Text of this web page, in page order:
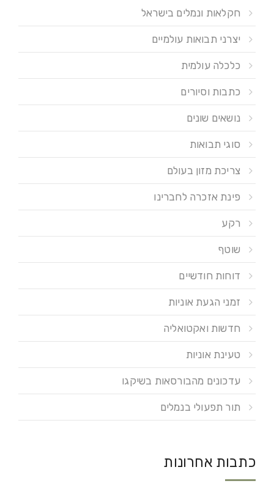
חקלאות ונמלים בישראל
יצרני תבואות עולמיים
כלכלה עולמית
כתבות וסיורים
נושאים שונים
סוגי תבואות
צריכת מזון בעולם
פינת אזכרה לחברינו
רקע
שוטף
דוחות חודשיים
זמני הגעת אוניות
חדשות ואקטואליה
טעינת אוניות
עדכונים מהבורסאות בשיקגו
תור תפעולי בנמלים
כתבות אחרונות